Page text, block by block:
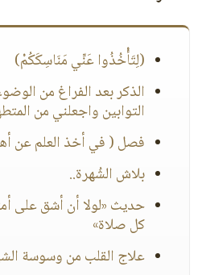
(لِتَأْخُذُوا عَنِّي مَنَاسِكَكُمْ)
الذكر بعد الفراغ من
التوابين واجعلني من
فصل ( في أخذ العلم عن
بلاش الشُهرة..
حديث «لولا أن أشق على
كل صلاة»
علاج القلب من وسوسة